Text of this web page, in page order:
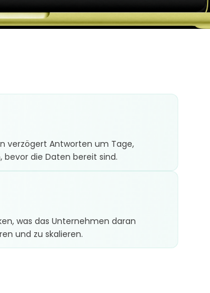
verzögert Antworten um Tage,
die Daten bereit sind.
was das Unternehmen daran
und zu skalieren.